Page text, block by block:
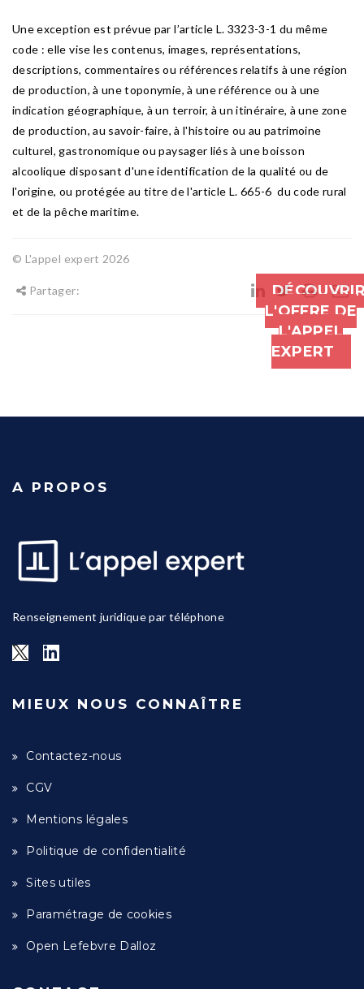
Une exception est prévue par l’article L. 3323-3-1 du même
code : elle vise les contenus, images, représentations,
descriptions, commentaires ou références relatifs à une région
de production, à une toponymie, à une référence ou à une
indication géographique, à un terroir, à un itinéraire, à une zone
de production, au savoir-faire, à l'histoire ou au patrimoine
culturel, gastronomique ou paysager liés à une boisson
alcoolique disposant d'une identification de la qualité ou de
l'origine, ou protégée au titre de l'article L. 665-6 du code rural
et de la pêche maritime.
© L'appel expert 2026
Partager:
L'OFFRE DE
L'APPEL
EXPERT
A PROPOS
Renseignement juridique par téléphone
MIEUX NOUS CONNAÎTRE
Contactez-nous
CGV
Mentions légales
Politique de confidentialité
Sites utiles
Paramétrage de cookies
Open Lefebvre Dalloz